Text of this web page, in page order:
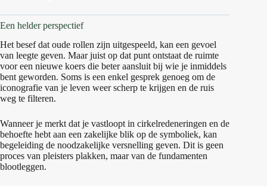
Een helder perspectief
Het besef dat oude rollen zijn uitgespeeld, kan een gevoel
van leegte geven. Maar juist op dat punt ontstaat de ruimte
voor een nieuwe koers die beter aansluit bij wie je inmiddels
bent geworden. Soms is een enkel gesprek genoeg om de
iconografie van je leven weer scherp te krijgen en de ruis
weg te filteren.
Wanneer je merkt dat je vastloopt in cirkelredeneringen en de
behoefte hebt aan een zakelijke blik op de symboliek, kan
begeleiding de noodzakelijke versnelling geven. Dit is geen
proces van pleisters plakken, maar van de fundamenten
blootleggen.